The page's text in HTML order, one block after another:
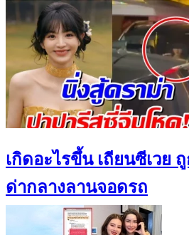
เกิดอะไรขึ้น เถียนซีเวย
ด่ากลางลานจอดรถ